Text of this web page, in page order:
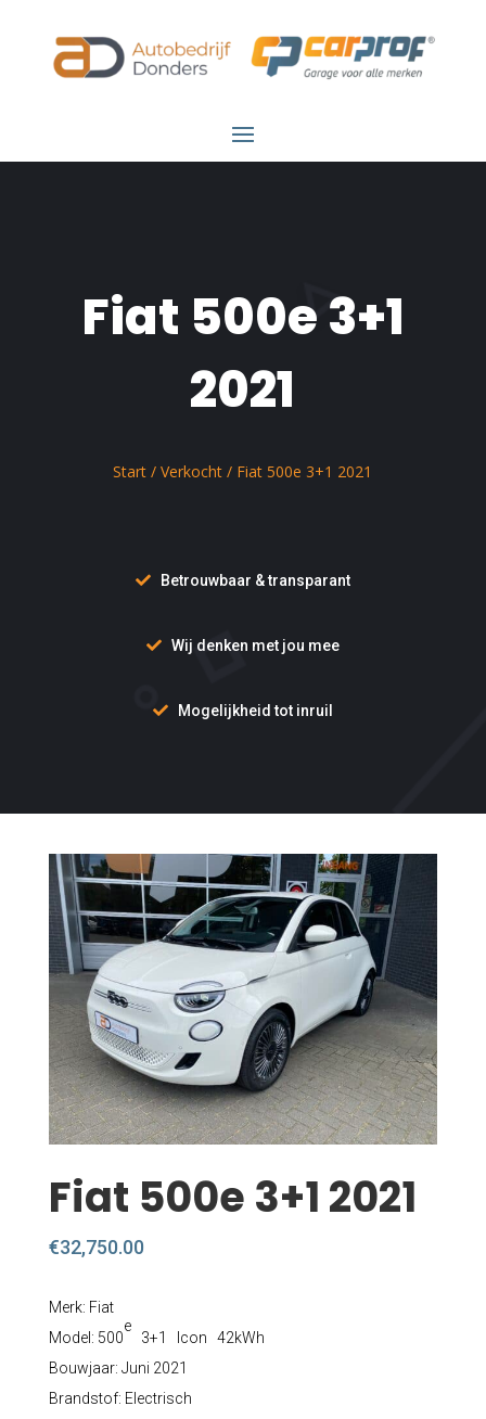
Fiat 500e 3+1
2021
Start /Verkocht / Fiat 500e 3+1 2021
Betrouwbaar & transparant
Wij denken met jou mee
Mogelijkheid tot inruil
Fiat 500e 3+1 2021
€32,750.00
Merk: Fiat
Model: 500
e
3+1 Icon 42kWh
Bouwjaar: Juni 2021
Brandstof: Electrisch